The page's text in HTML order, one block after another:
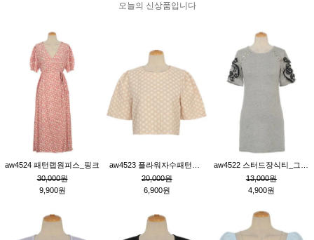
오늘의 신상품입니다
aw4524 패턴랩원피스_핑크
30,000원
9,900원
20,000원
6,900원
13,000원
4,900원